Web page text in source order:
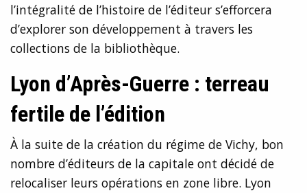
l’intégralité de l’histoire de l’éditeur s’efforcera
d’explorer son développement à travers les
collections de la bibliothèque.
Lyon d’Après-Guerre : terreau
fertile de l’édition
À la suite de la création du régime de Vichy, bon
nombre d’éditeurs de la capitale ont décidé de
relocaliser leurs opérations en zone libre. Lyon